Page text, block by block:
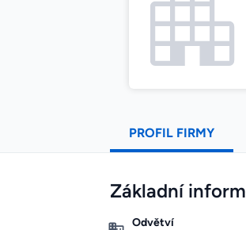
PROFIL FIRMY
Základní
Odvětví